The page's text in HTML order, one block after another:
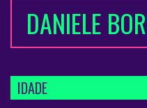
DANIELE
IDADE